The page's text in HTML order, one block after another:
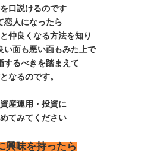
口説けるのです
恋人になったら
仲良くなる方法を知り
い面も悪い面もみた上で
するべきを踏まえて
なるのです。
産運用・投資に
てみてください
興味を持ったら